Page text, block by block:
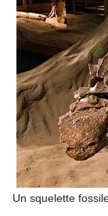
Un squelette